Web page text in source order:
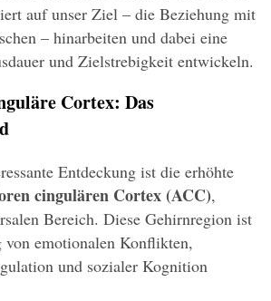
auf unser Ziel – die Beziehung mit
– hinarbeiten und dabei eine
und Zielstrebigkeit entwickeln.
Cortex: Das
Entdeckung ist die erhöhte
cingulären Cortex (ACC),
Bereich. Diese Gehirnregion ist
von emotionalen Konflikten,
und sozialer Kognition